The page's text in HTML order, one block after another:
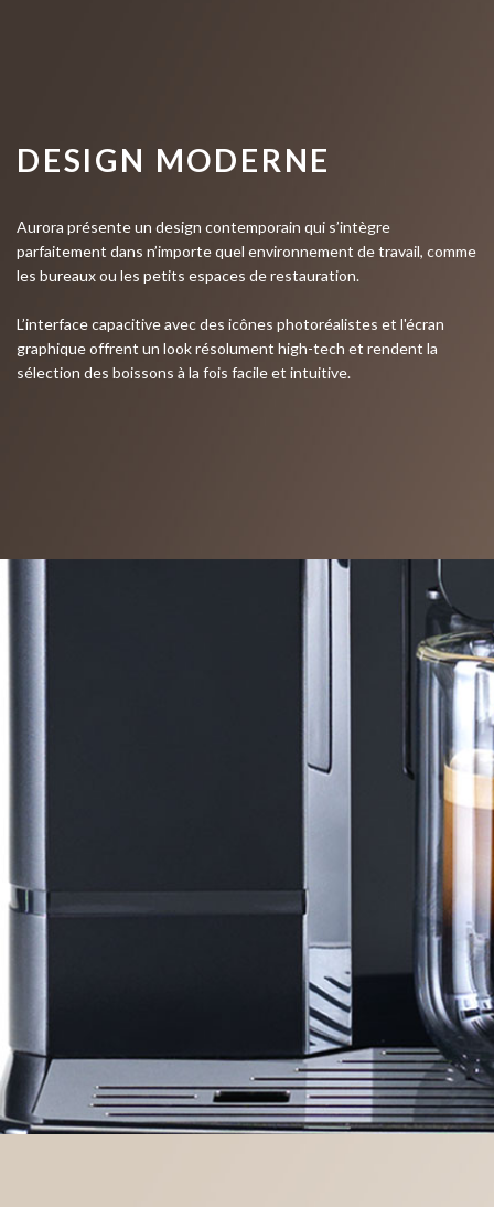
DESIGN MODERNE
Aurora présente un design contemporain qui s’intègre
parfaitement dans n’importe quel environnement de travail, comme
les bureaux ou les petits espaces de restauration.
L’interface capacitive avec des icônes photoréalistes et l'écran
graphique offrent un look résolument high-tech et rendent la
sélection des boissons à la fois facile et intuitive.